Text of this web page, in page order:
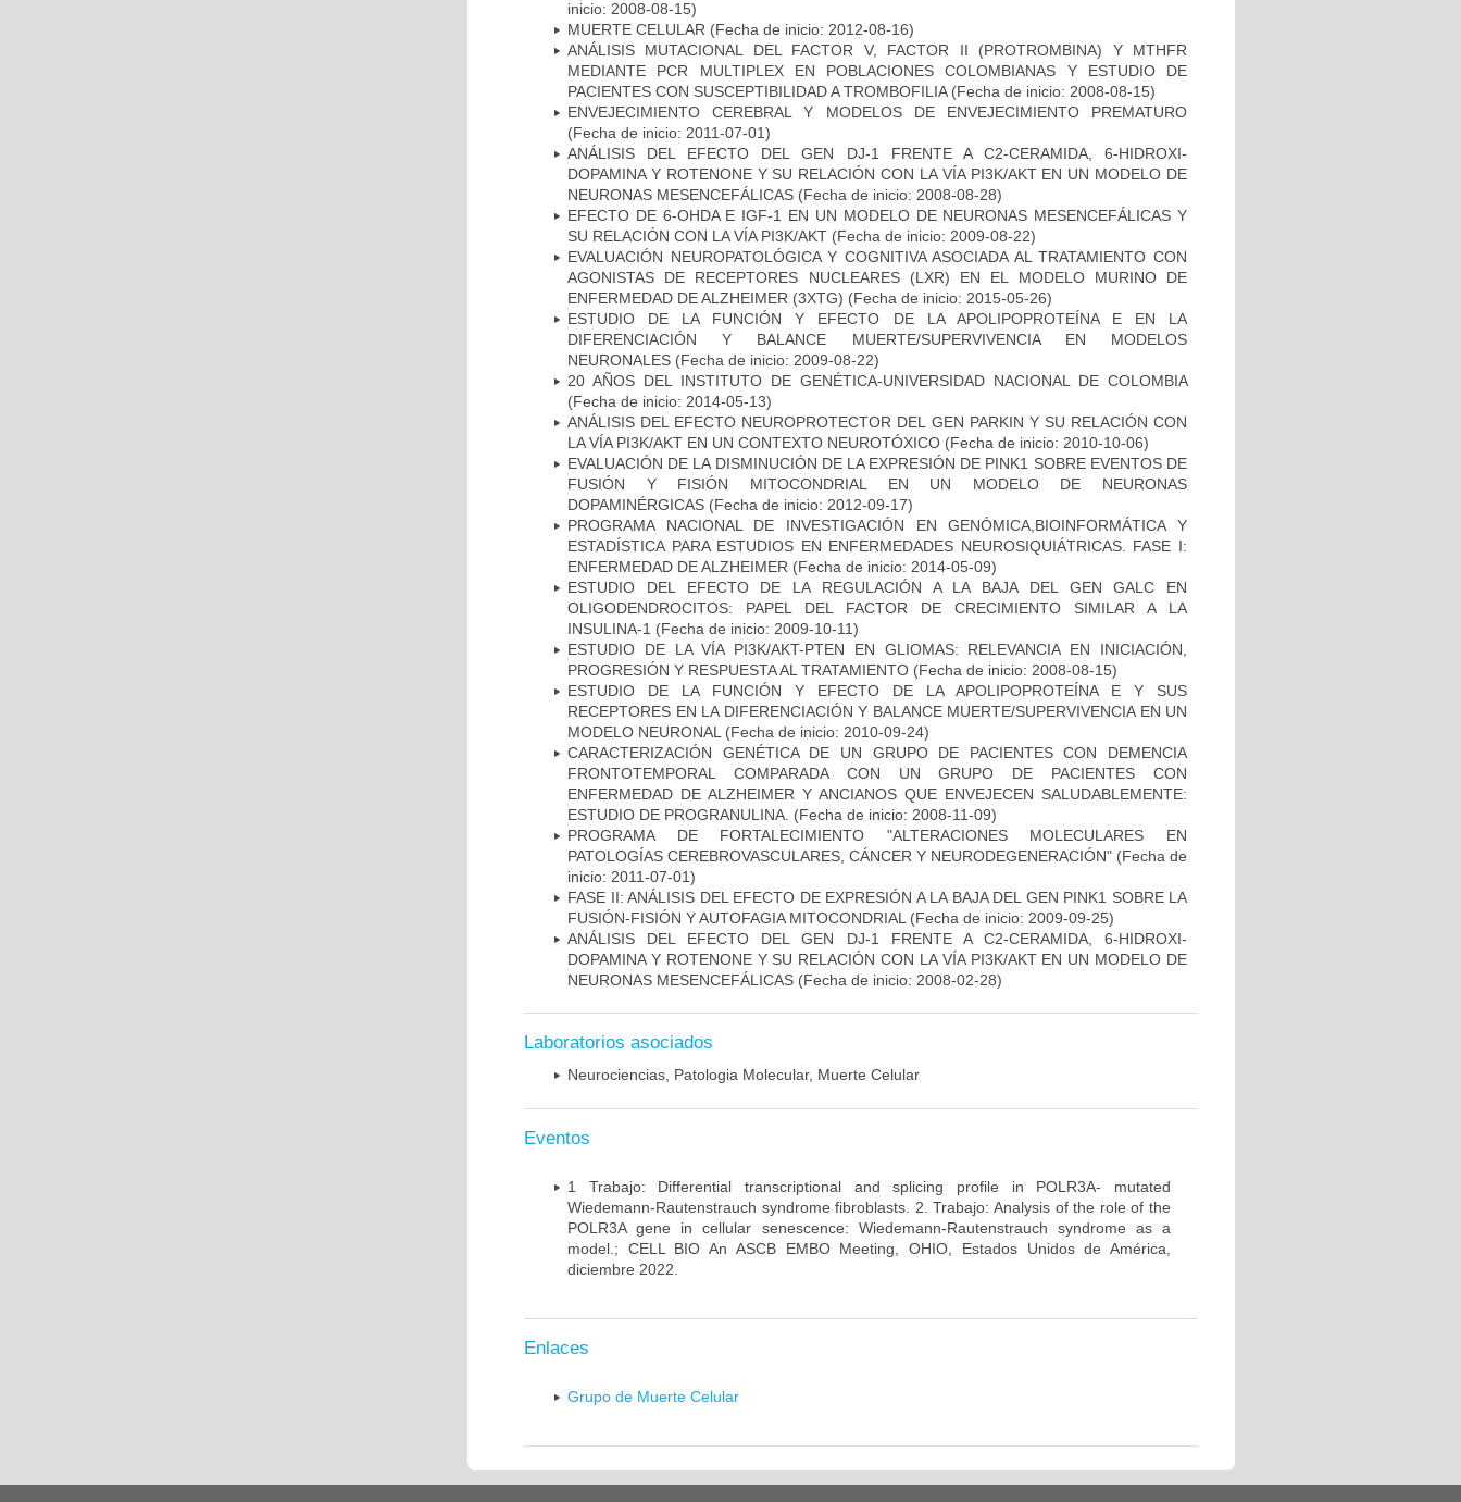
inicio: 2008-08-15)
MUERTE CELULAR (Fecha de inicio: 2012-08-16)
ANÁLISIS MUTACIONAL DEL FACTOR V, FACTOR II (PROTROMBINA) Y MTHFR
MEDIANTE PCR MULTIPLEX EN POBLACIONES COLOMBIANAS Y ESTUDIO DE
PACIENTES CON SUSCEPTIBILIDAD A TROMBOFILIA(Fecha de inicio: 2008-08-15)
ENVEJECIMIENTO CEREBRAL Y MODELOS DE ENVEJECIMIENTO PREMATURO
(Fecha de inicio: 2011-07-01)
ANÁLISIS DEL EFECTO DEL GEN DJ-1 FRENTE A C2-CERAMIDA, 6-HIDROXI-
DOPAMINA Y ROTENONE Y SU RELACIÓN CON LA VÍA PI3K/AKT EN UN MODELO DE
NEURONAS MESENCEFÁLICAS (Fecha de inicio: 2008-08-28)
EFECTO DE 6-OHDA E IGF-1 EN UN MODELO DE NEURONAS MESENCEFÁLICAS Y
SU RELACIÓN CON LA VÍA PI3K/AKT (Fecha de inicio: 2009-08-22)
EVALUACIÓN NEUROPATOLÓGICA Y COGNITIVA ASOCIADA AL TRATAMIENTO CON
AGONISTAS DE RECEPTORES NUCLEARES (LXR) EN EL MODELO MURINO DE
ENFERMEDAD DE ALZHEIMER (3XTG) (Fecha de inicio: 2015-05-26)
ESTUDIO DE LA FUNCIÓN Y EFECTO DE LA APOLIPOPROTEÍNA E EN LA
DIFERENCIACIÓN Y BALANCE MUERTE/SUPERVIVENCIA EN MODELOS
NEURONALES (Fecha de inicio: 2009-08-22)
20 AÑOS DEL INSTITUTO DE GENÉTICA-UNIVERSIDAD NACIONAL DE COLOMBIA
(Fecha de inicio: 2014-05-13)
ANÁLISIS DEL EFECTO NEUROPROTECTOR DEL GEN PARKIN Y SU RELACIÓN CON
LA VÍA PI3K/AKT EN UN CONTEXTO NEUROTÓXICO (Fecha de inicio: 2010-10-06)
EVALUACIÓN DE LA DISMINUCIÓN DE LA EXPRESIÓN DE PINK1 SOBRE EVENTOS DE
FUSIÓN Y FISIÓN MITOCONDRIAL EN UN MODELO DE NEURONAS
DOPAMINÉRGICAS (Fecha de inicio: 2012-09-17)
PROGRAMA NACIONAL DE INVESTIGACIÓN EN GENÓMICA,BIOINFORMÁTICA Y
ESTADÍSTICA PARA ESTUDIOS EN ENFERMEDADES NEUROSIQUIÁTRICAS. FASE I:
ENFERMEDAD DE ALZHEIMER (Fecha de inicio: 2014-05-09)
ESTUDIO DEL EFECTO DE LA REGULACIÓN A LA BAJA DEL GEN GALC EN
OLIGODENDROCITOS: PAPEL DEL FACTOR DE CRECIMIENTO SIMILAR A LA
INSULINA-1 (Fecha de inicio: 2009-10-11)
ESTUDIO DE LA VÍA PI3K/AKT-PTEN EN GLIOMAS: RELEVANCIA EN INICIACIÓN,
PROGRESIÓN Y RESPUESTA AL TRATAMIENTO (Fecha de inicio: 2008-08-15)
ESTUDIO DE LA FUNCIÓN Y EFECTO DE LA APOLIPOPROTEÍNA E Y SUS
RECEPTORES EN LA DIFERENCIACIÓN Y BALANCE MUERTE/SUPERVIVENCIA EN UN
MODELO NEURONAL (Fecha de inicio: 2010-09-24)
CARACTERIZACIÓN GENÉTICA DE UN GRUPO DE PACIENTES CON DEMENCIA
FRONTOTEMPORAL COMPARADA CON UN GRUPO DE PACIENTES CON
ENFERMEDAD DE ALZHEIMER Y ANCIANOS QUE ENVEJECEN SALUDABLEMENTE:
ESTUDIO DE PROGRANULINA. (Fecha de inicio: 2008-11-09)
PROGRAMA DE FORTALECIMIENTO "ALTERACIONES MOLECULARES EN
PATOLOGÍAS CEREBROVASCULARES, CÁNCER Y NEURODEGENERACIÓN" (Fecha de
inicio: 2011-07-01)
FASE II: ANÁLISIS DEL EFECTO DE EXPRESIÓN A LA BAJA DEL GEN PINK1 SOBRE LA
FUSIÓN-FISIÓN Y AUTOFAGIA MITOCONDRIAL (Fecha de inicio: 2009-09-25)
ANÁLISIS DEL EFECTO DEL GEN DJ-1 FRENTE A C2-CERAMIDA, 6-HIDROXI-
DOPAMINA Y ROTENONE Y SU RELACIÓN CON LA VÍA PI3K/AKT EN UN MODELO DE
NEURONAS MESENCEFÁLICAS (Fecha de inicio: 2008-02-28)
Laboratorios asociados
Neurociencias, Patologia Molecular, Muerte Celular
Eventos
1 Trabajo: Differential transcriptional and splicing profile in POLR3A- mutated
Wiedemann-Rautenstrauch syndrome fibroblasts. 2. Trabajo: Analysis of the role of the
POLR3A gene in cellular senescence: Wiedemann-Rautenstrauch syndrome as a
model.; CELL BIO An ASCB EMBO Meeting, OHIO, Estados Unidos de América,
diciembre 2022.
Enlaces
Grupo de Muerte Celular